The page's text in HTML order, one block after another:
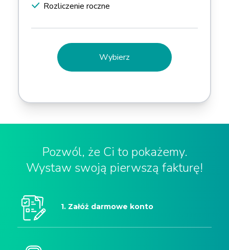
Rozliczenie roczne
Wybierz
Pozwól, że Ci to pokażemy.
Wystaw swoją pierwszą fakturę!
1. Załóż darmowe konto